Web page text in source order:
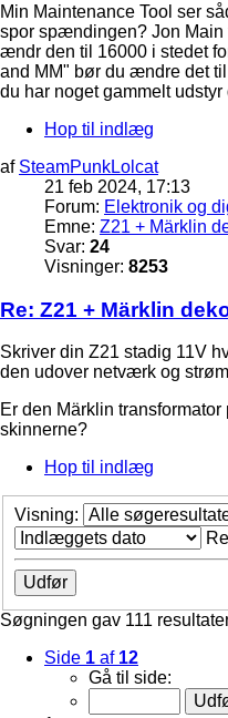
Min Maintenance Tool ser
spor spændingen? Jon Main
ændr den til 16000 i stedet
and MM" bør du ændre det
du har noget gammelt
Hop til indlæg
af SteamPunkLolcat
21 feb 2024, 17:13
Forum: Elektronik og
Emne: Z21 + Märklin
Svar: 24
Visninger: 8253
Re: Z21 + Märklin
Skriver din Z21 stadig 11V
den udover netværk og
Er den Märklin
skinnerne?
Hop til indlæg
Visning:
Søgningen gav 111
Side 1 af 12
Gå til side: